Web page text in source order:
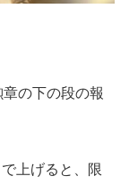
の下の段の報
上げると、限